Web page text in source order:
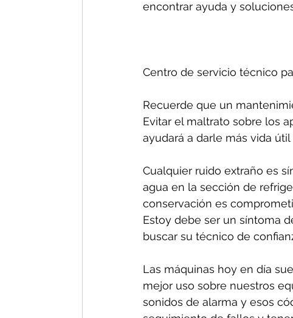
encontrar ayuda y
Centro de servicio técnico
Recuerde que un
Evitar el maltrato sobre los
ayudará a darle más vida
Cualquier ruido extraño es
agua en la sección de
conservación es
Estoy debe ser un síntoma
buscar su técnico de
Las máquinas hoy en día
mejor uso sobre nuestros
sonidos de alarma y esos